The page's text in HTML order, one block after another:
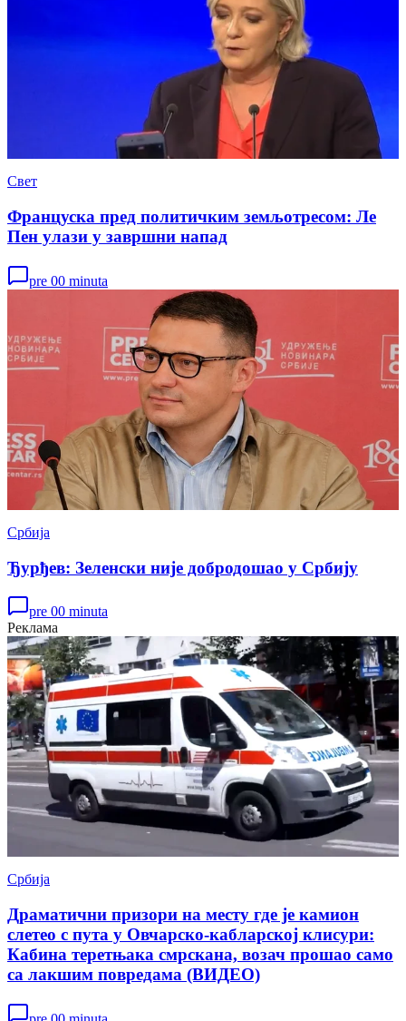
Свет
Француска пред политичким земљотресом: Ле
Пен улази у завршни напад
pre 00 minuta
Србија
Ђурђев: Зеленски није добродошао у Србију
pre 00 minuta
Реклама
Србија
Драматични призори на месту где је камион
слетео с пута у Овчарско-кабларској клисури:
Кабина теретњака смрскана, возач прошао само
са лакшим повредама (ВИДЕО)